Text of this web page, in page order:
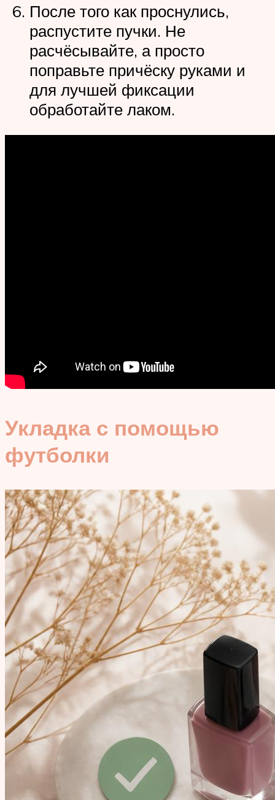
После того как проснулись,
распустите пучки. Не
расчёсывайте, а просто
поправьте причёску руками и
для лучшей фиксации
обработайте лаком.
Укладка с помощью
футболки